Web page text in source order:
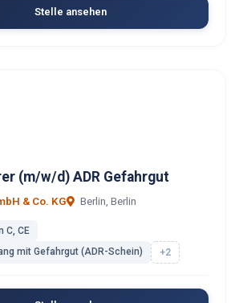
Stelle ansehen
(m/w/d) ADR Gefahrgut
& Co. KG Berlin, Berlin
C, CE
mit Gefahrgut (ADR-Schein)
+2